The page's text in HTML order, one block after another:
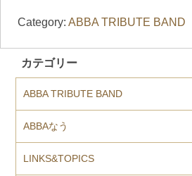
Category: ABBA TRIBUTE BAND
カテゴリー
ABBA TRIBUTE BAND
ABBAなう
LINKS&TOPICS